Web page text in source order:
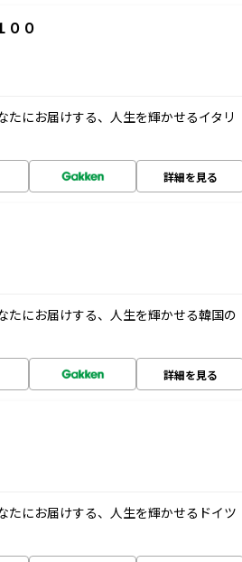
００
にお届けする、人生を輝かせるイタリ
詳細を見る
たにお届けする、人生を輝かせる韓国の
詳細を見る
たにお届けする、人生を輝かせるドイツ